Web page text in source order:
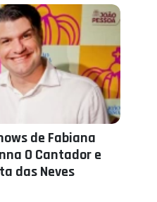
de Fabiana
O Cantador e
das Neves